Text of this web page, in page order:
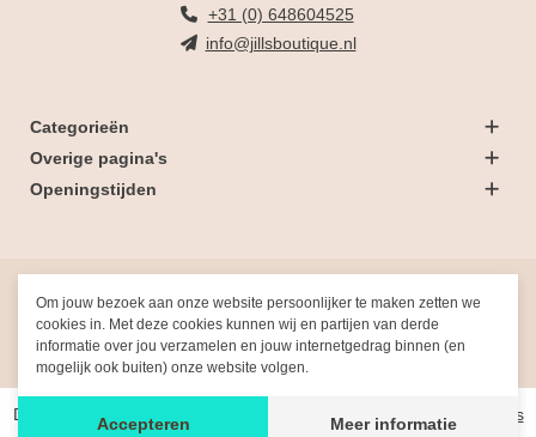
Om jouw bezoek aan onze website persoonlijker te maken zetten we
cookies in. Met deze cookies kunnen wij en partijen van derde
informatie over jou verzamelen en jouw internetgedrag binnen (en
mogelijk ook buiten) onze website volgen.
Accepteren Meer informatie
+31 (0) 648604525
info@jillsboutique.nl
Categorieën
Overige pagina's
Openingstijden
Gemaakt met doorFresh-Dev
De waardering van www.jillsboutique.nl/ bijWebwinkelKeur Reviews